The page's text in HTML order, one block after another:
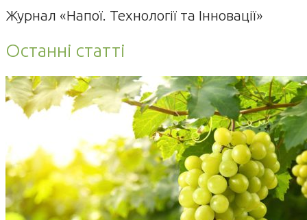
Журнал «Напої. Технології та Інновації»
Останні статті